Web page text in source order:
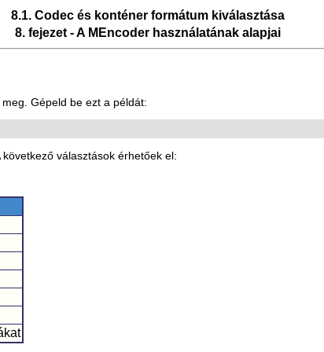
8.1. Codec és konténer formátum kiválasztása
8. fejezet - A MEncoder használatának alapjai
Gépeld be ezt a példát:
választások érhetőek el: